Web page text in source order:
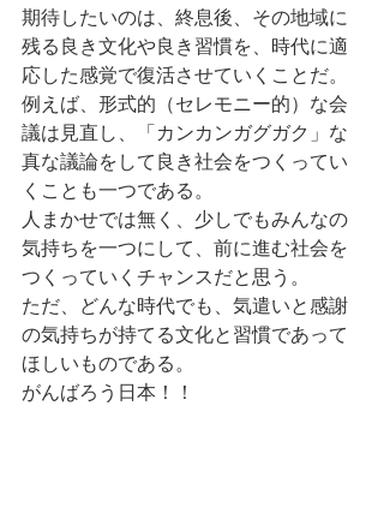
期待したいのは、終息後、その地域に
残る良き文化や良き習慣を、時代に適
応した感覚で復活させていくことだ。
例えば、形式的（セレモニー的）な会
議は見直し、「カンカンガグガク」な
真な議論をして良き社会をつくってい
くことも一つである。
人まかせでは無く、少しでもみんなの
気持ちを一つにして、前に進む社会を
つくっていくチャンスだと思う。
ただ、どんな時代でも、気遣いと感謝
の気持ちが持てる文化と習慣であって
ほしいものである。
がんばろう日本！！